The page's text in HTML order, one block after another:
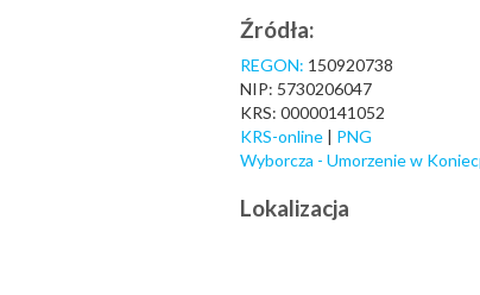
Źródła:
REGON: 150920738
NIP: 5730206047
KRS: 00000141052
KRS-online | PNG
Wyborcza - Umorzenie w
Lokalizacja